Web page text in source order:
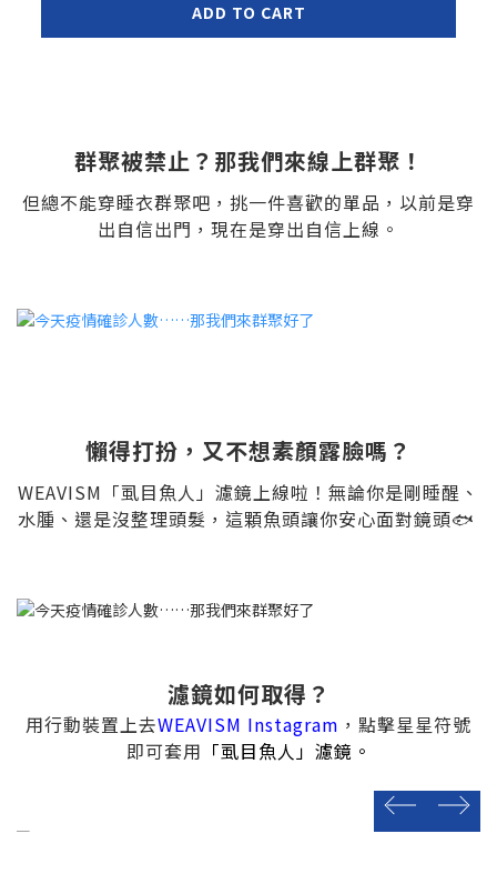
ADD TO CART
群聚被禁止？那我們來線上群聚！
但總不能穿睡衣群聚吧，挑一件喜歡的單品，以前是穿
出自信出門，現在是穿出自信上線。
懶得打扮，又不想素顏露臉嗎？
WEAVISM「虱目魚人」濾鏡上線啦！無論你是剛睡醒、
水腫、還是沒整理頭髮，這顆魚頭讓你安心面對鏡頭🐟
濾鏡如何取得？
用行動裝置上去WEAVISM Instagram ，點擊星星符號
即可套用 「虱目魚人」濾鏡 。
prev next